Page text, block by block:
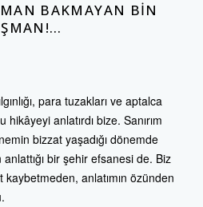
BAKMAYAN BIN
para tuzakları ve aptalca
anlatırdı bize. Sanırım
bizzat yaşadığı dönemde
bir şehir efsanesi de. Biz
kaybetmeden, anlatımın özünden